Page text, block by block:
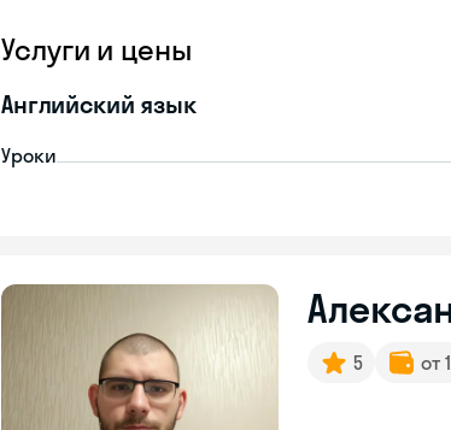
Услуги и цены
Английский язык
Уроки
5 от